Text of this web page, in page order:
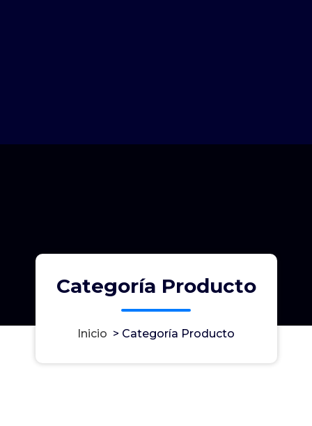
Categoría Producto
Inicio > Categoría Producto